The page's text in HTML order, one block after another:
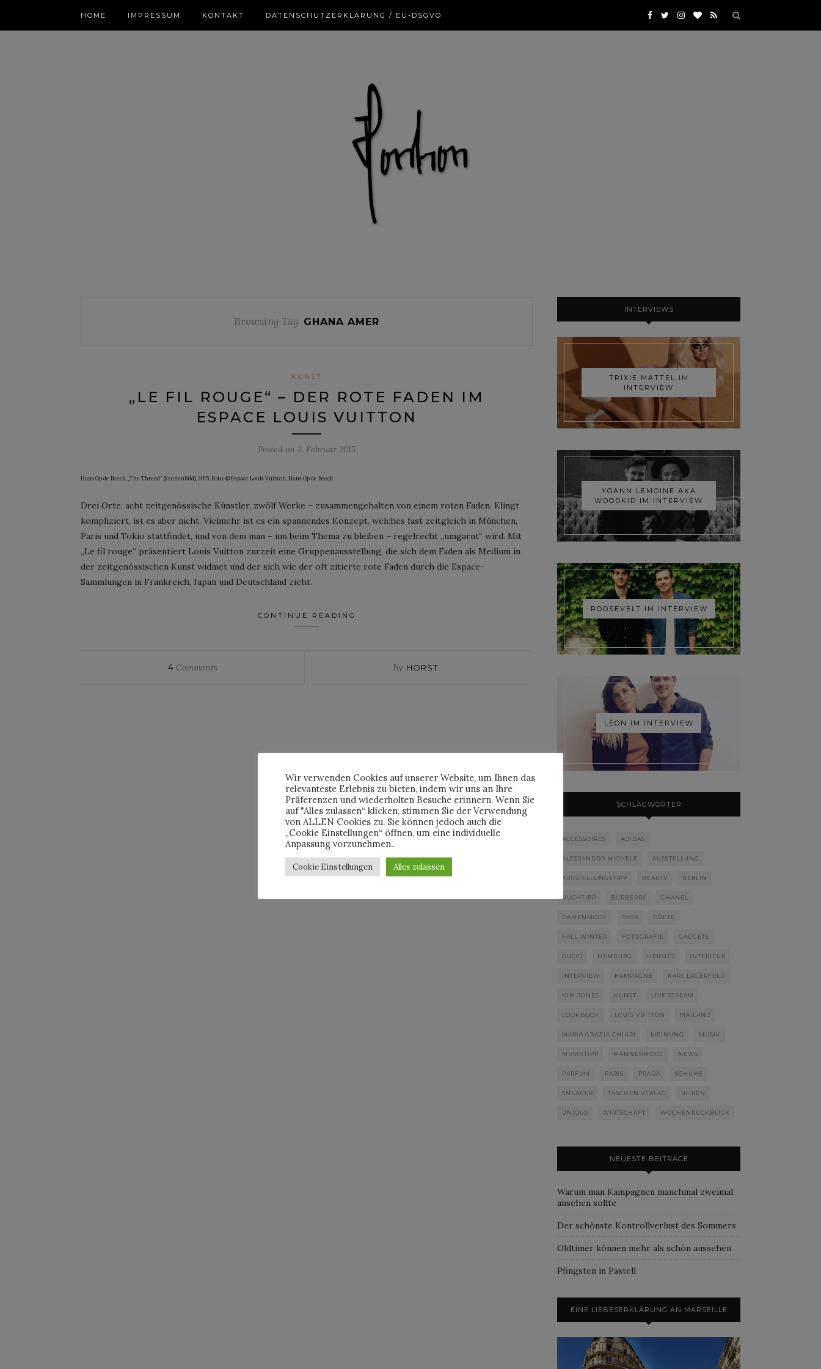
HOME IMPRESSUM KONTAKT DATENSCHUTZERKLÄRUNG / EU-DSGVO
Browsing Tag GHANA AMER
KUNST
„LE FIL ROUGE“ – DER ROTE FADEN IM
ESPACE LOUIS VUITTON
Posted on 2. Februar 2015
Hans Op de Beeck, „The Thread“ (Szenenbild), 2015; Foto: © Espace Louis Vuitton, Hans Op de Beeck
Drei Orte, acht zeitgenössische Künstler, zwölf Werke – zusammengehalten von einem roten Faden. Klingt
kompliziert, ist es aber nicht. Vielmehr ist es ein spannendes Konzept, welches fast zeitgleich in München,
Paris und Tokio stattfindet, und von dem man – um beim Thema zu bleiben – regelrecht „umgarnt“ wird. Mit
„Le fil rouge“ präsentiert Louis Vuitton zurzeit eine Gruppenausstellung, die sich dem Faden als Medium in
der zeitgenössischen Kunst widmet und der sich wie der oft zitierte rote Faden durch die Espace-
Sammlungen in Frankreich, Japan und Deutschland zieht.
CONTINUE READING
4Comments By HORST
INTERVIEWS
TRIXIE MATTEL IM
INTERVIEW
YOANN LEMOINE AKA
WOODKID IM INTERVIEW
ROOSEVELT IM INTERVIEW
LÉON IM INTERVIEW
SCHLAGWÖRTER
ACCESSOIRES ADIDAS
ALESSANDRO MICHELE AUSSTELLUNG
AUSSTELLUNGSTIPP BEAUTY BERLIN
BUCHTIPP BURBERRY CHANEL
DAMENMODE DIOR DÜFTE
FALL-WINTER FOTOGRAFIE GADGETS
GUCCI HAMBURG HERMÈS INTERIEUR
INTERVIEW KAMPAGNE KARL LAGERFELD
KIM JONES KUNST LIVE STREAM
LOOKBOOK LOUIS VUITTON MAILAND
MARIA GRAZIA CHIURI MEINUNG MUSIK
MUSIKTIPP MÄNNERMODE NEWS
PARFUM PARIS PRADA SCHUHE
SNEAKER TASCHEN VERLAG UHREN
UNIQLO WIRTSCHAFT WOCHENRÜCKBLICK
NEUESTE BEITRÄGE
Warum man Kampagnen manchmal zweimal
ansehen sollte
Der schönste Kontrollverlust des Sommers
Oldtimer können mehr als schön aussehen
Pfingsten in Pastell
EINE LIEBESERKLÄRUNG AN MARSEILLE
Wir verwenden Cookies auf unserer Website, um Ihnen das
relevanteste Erlebnis zu bieten, indem wir uns an Ihre
Präferenzen und wiederholten Besuche erinnern. Wenn Sie
auf "Alles zulassen“ klicken, stimmen Sie der Verwendung
von ALLEN Cookies zu. Sie können jedoch auch die
„Cookie Einstellungen“ öffnen, um eine individuelle
Anpassung vorzunehmen..
Cookie Einstellungen Alles zulassen